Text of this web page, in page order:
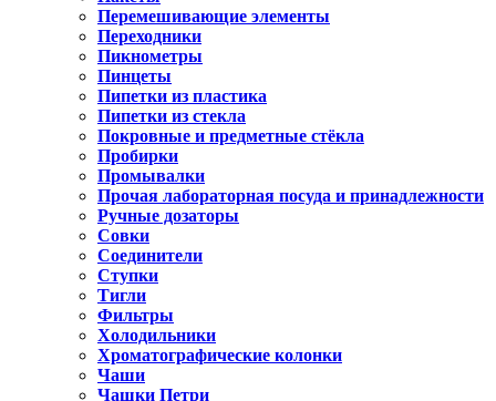
Перемешивающие элементы
Переходники
Пикнометры
Пинцеты
Пипетки из пластика
Пипетки из стекла
Покровные и предметные стёкла
Пробирки
Промывалки
Прочая лабораторная посуда и принадлежности
Ручные дозаторы
Совки
Соединители
Ступки
Тигли
Фильтры
Холодильники
Хроматографические колонки
Чаши
Чашки Петри